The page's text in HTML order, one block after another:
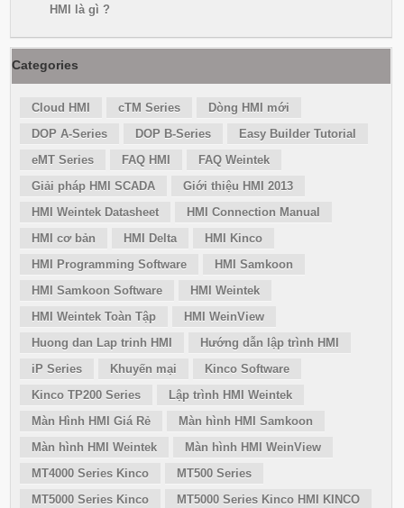
HMI là gì ?
Categories
Cloud HMI cTM Series
Dòng HMI mới
DOP A-Series
DOP B-Series
Easy Builder Tutorial
eMT Series
FAQ HMI
FAQ Weintek
Giải pháp HMI SCADA
Giới thiệu HMI 2013
HMI Weintek Datasheet
HMI Connection Manual
HMI cơ bản
HMI Delta
HMI Kinco
HMI Programming Software
HMI Samkoon
HMI Samkoon Software
HMI Weintek
HMI Weintek Toàn Tập
HMI WeinView
Huong dan Lap trinh HMI
Hướng dẫn lập trình HMI
iP Series
Khuyến mại
Kinco Software
Kinco TP200 Series
Lập trình HMI Weintek
Màn Hình HMI Giá Rẻ
Màn hình HMI Samkoon
Màn hình HMI Weintek
Màn hình HMI WeinView
MT4000 Series Kinco
MT500 Series
MT5000 Series Kinco
MT5000 Series Kinco HMI KINCO